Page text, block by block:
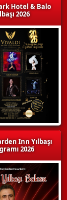
Hotel & Balo
2026
Inn Yılbaşı
2026